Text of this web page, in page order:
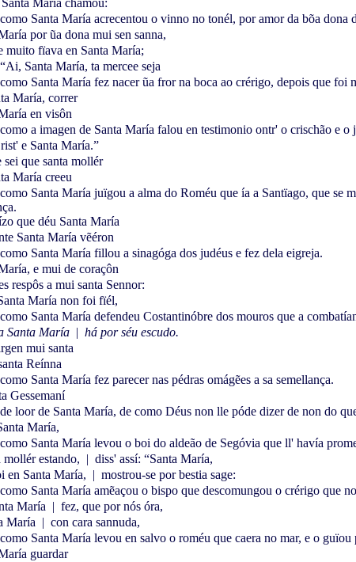
María chamou:
Santa María acrecentou o vinno no tonél, por amor da bõa dona
por ũa dona mui sen sanna,
muito fïava en Santa María;
Santa María, ta mercee seja
Santa María fez nacer ũa fror na boca ao crérigo, depois que foi
María, correr
en visôn
a imagen de Santa María falou en testimonio ontr' o crischão e o
e Santa María.”
sei que santa mollér
María creeu
Santa María juïgou a alma do Roméu que ía a Santïago, que se
que déu Santa María
Santa María vẽéron
Santa María fillou a sinagóga dos judéus e fez dela eigreja.
e mui de coraçôn
respôs a mui santa Sennor:
María non foi fïél,
Santa María defendeu Costantinóbre dos mouros que a
Santa María | há por séu escudo.
mui santa
Reínna
Santa María fez parecer nas pédras omágẽes a sa semellança.
Gessemaní
loor de Santa María, de como Déus non lle póde dizer de non do
María,
Santa María levou o boi do aldeão de Segóvia que ll' havía
mollér estando, | diss' assí: “Santa María,
en Santa María, | mostrou-se por bestia sage:
Santa María amẽaçou o bispo que descomungou o crérigo que
María | fez, que por nós óra,
María | con cara sannuda,
Santa María levou en salvo o roméu que caera no mar, e o guïou
guardar